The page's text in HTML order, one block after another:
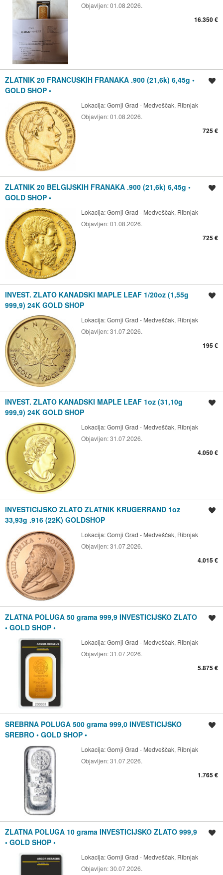
Objavljen:01.08.2026.
16.350 €
ZLATNIK 20 FRANCUSKIH FRANAKA .900 (21,6k) 6,45g •
GOLD SHOP •
Lokacija:Gornji Grad - Medveščak, Ribnjak
Objavljen:01.08.2026.
725 €
ZLATNIK 20 BELGIJSKIH FRANAKA .900 (21,6k) 6,45g •
GOLD SHOP •
Lokacija:Gornji Grad - Medveščak, Ribnjak
Objavljen:01.08.2026.
725 €
INVEST. ZLATO KANADSKI MAPLE LEAF 1/20oz (1,55g
999,9) 24K GOLD SHOP
Lokacija:Gornji Grad - Medveščak, Ribnjak
Objavljen:31.07.2026.
195 €
INVEST. ZLATO KANADSKI MAPLE LEAF 1oz (31,10g
999,9) 24K GOLD SHOP
Lokacija:Gornji Grad - Medveščak, Ribnjak
Objavljen:31.07.2026.
4.050 €
INVESTICIJSKO ZLATO ZLATNIK KRUGERRAND 1oz
33,93g .916 (22K) GOLDSHOP
Lokacija:Gornji Grad - Medveščak, Ribnjak
Objavljen:31.07.2026.
4.015 €
ZLATNA POLUGA 50 grama 999,9 INVESTICIJSKO ZLATO
• GOLD SHOP •
Lokacija:Gornji Grad - Medveščak, Ribnjak
Objavljen:31.07.2026.
5.875 €
SREBRNA POLUGA 500 grama 999,0 INVESTICIJSKO
SREBRO • GOLD SHOP •
Lokacija:Gornji Grad - Medveščak, Ribnjak
Objavljen:31.07.2026.
1.765 €
ZLATNA POLUGA 10 grama INVESTICIJSKO ZLATO 999,9
• GOLD SHOP •
Lokacija:Gornji Grad - Medveščak, Ribnjak
Objavljen:30.07.2026.